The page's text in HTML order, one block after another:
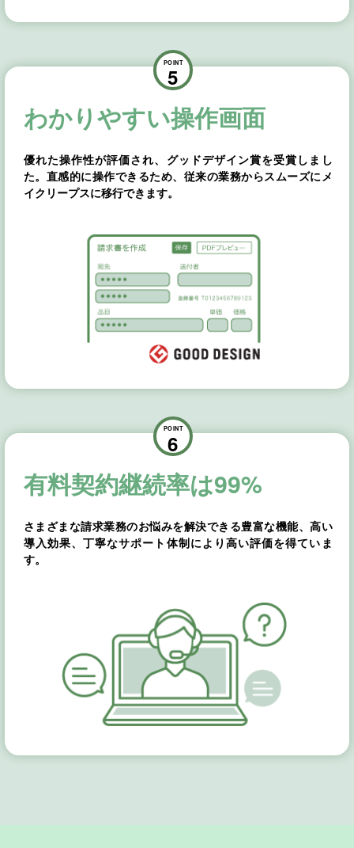
POINT
5
わかりやすい操作画面
優れた操作性が評価され、グッドデザイン賞を受賞しまし
た。直感的に操作できるため、従来の業務からスムーズにメ
イクリープスに移行できます。
POINT
6
有料契約継続率は99%
さまざまな請求業務のお悩みを解決できる豊富な機能、高い
導入効果、丁寧なサポート体制により高い評価を得ていま
す。